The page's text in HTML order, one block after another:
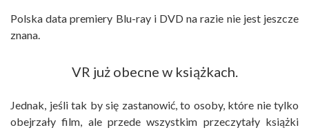
Polska data premiery Blu-ray i DVD na razie nie jest jeszcze
znana.
VR już obecne w książkach.
Jednak, jeśli tak by się zastanowić, to osoby, które nie tylko
obejrzały film, ale przede wszystkim przeczytały książki